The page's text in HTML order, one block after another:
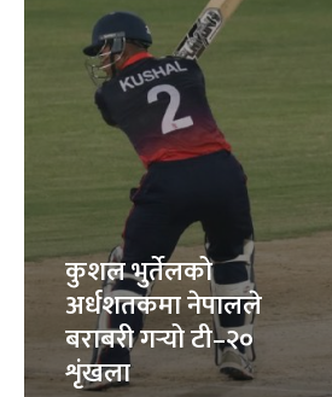
कुशल भुर्तेलको
अर्धशतकमा नेपालले
बराबरी गर्‍यो टी–२०
शृंखला